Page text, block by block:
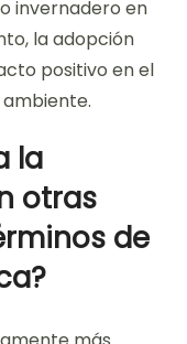
invernadero en
la adopción
positivo en el
la
otras
de